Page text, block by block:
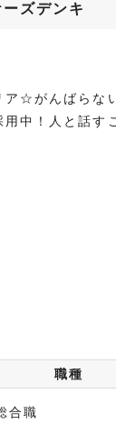
ズデンキ
☆がんばらな
用中！人と話す
職種
合職